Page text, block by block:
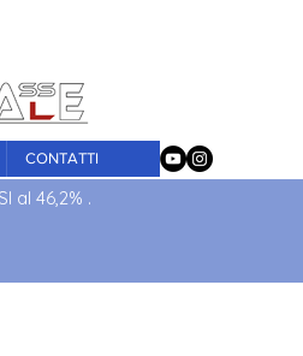
CONTATTI
al 46,2% .